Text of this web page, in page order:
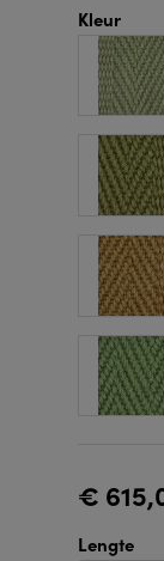
Kleur
€
Lengte